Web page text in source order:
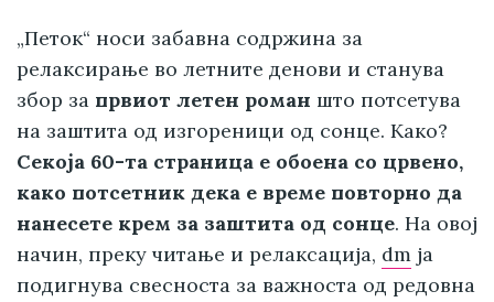
„Петок“ носи забавна содржина за
релаксирање во летните денови и станува
збор за првиот летен роман што потсетува
на заштита од изгореници од сонце. Како?
Секоја 60-та страница е обоена со црвено,
како потсетник дека е време повторно да
нанесете крем за заштита од сонце. На овој
начин, преку читање и релаксација, dm ја
подигнува свесноста за важноста од редовна